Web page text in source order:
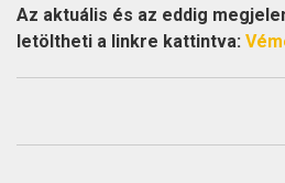
Az aktuális és az eddig
letöltheti a linkre kattintva: